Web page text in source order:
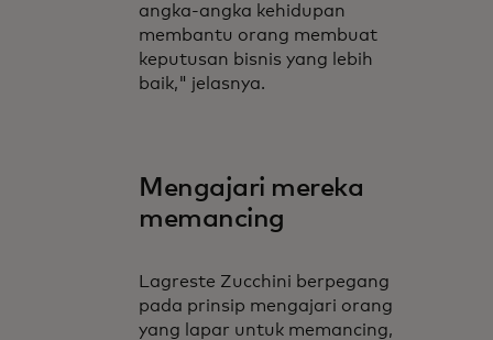
angka-angka kehidupan
membantu orang membuat
keputusan bisnis yang lebih
baik," jelasnya.
Mengajari mereka
memancing
Lagreste Zucchini berpegang
pada prinsip mengajari orang
yang lapar untuk memancing,